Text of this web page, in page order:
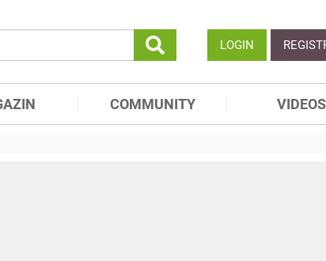
LOGIN
COMMUNITY VIDEOS